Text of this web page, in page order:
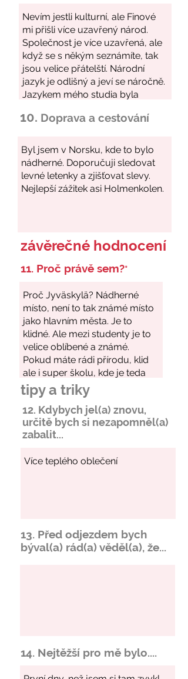
10. Doprava a cestování
závěrečné hodnocení
11. Proč právě sem?*
tipy a triky
12. Kdybych jel(a) znovu,
určitě bych si nezapomněl(a)
zabalit...
13. Před odjezdem bych
býval(a) rád(a) věděl(a), že...
14. Nejtěžší pro mě bylo....